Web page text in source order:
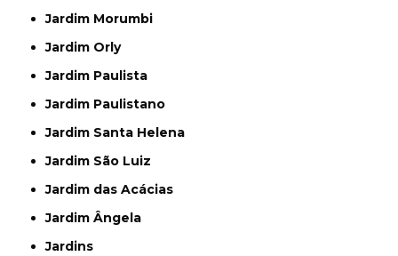
Jardim Morumbi
Jardim Orly
Jardim Paulista
Jardim Paulistano
Jardim Santa Helena
Jardim São Luiz
Jardim das Acácias
Jardim Ângela
Jardins